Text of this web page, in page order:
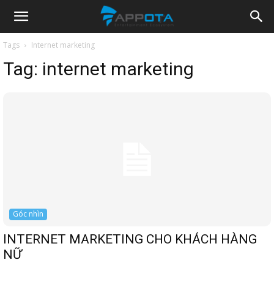
Appota
News
Tags Internet marketing
Tag: internet marketing
Góc nhìn
INTERNET MARKETING CHO KHÁCH HÀNG
NỮ